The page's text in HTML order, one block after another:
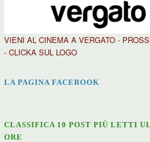
VIENI AL CINEMA A VERGATO -
- CLICKA SUL LOGO
LA PAGINA FACEBOOK
CLASSIFICA 10 POST PIÙ LETTI
ORE